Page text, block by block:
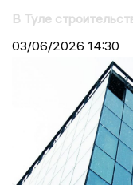
В Туле
03/06/2026 14:30